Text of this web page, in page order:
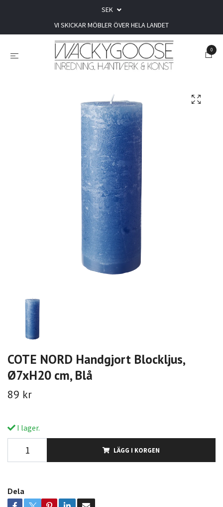
SEK
VI SKICKAR MÖBLER ÖVER HELA LANDET
0
COTE NORD Handgjort Blockljus,
Ø7xH20 cm, Blå
89 kr
I lager.
LÄGG I KORGEN
Dela